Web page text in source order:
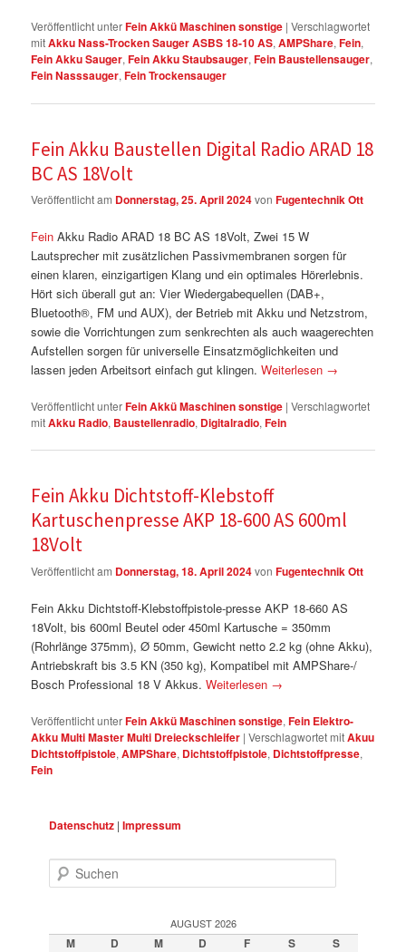
Veröffentlicht unterFein Akkü Maschinen sonstige |Verschlagwortet
mitAkku Nass-Trocken Sauger ASBS 18-10 AS,AMPShare,Fein,
Fein Akku Sauger,Fein Akku Staubsauger,Fein Baustellensauger,
Fein Nasssauger,Fein Trockensauger
Fein Akku Baustellen Digital Radio ARAD 18
BC AS 18Volt
Veröffentlicht am Donnerstag, 25. April 2024vonFugentechnik Ott
Fein Akku Radio ARAD 18 BC AS 18Volt, Zwei 15 W
Lautsprecher mit zusätzlichen Passivmembranen sorgen für
einen klaren, einzigartigen Klang und ein optimales Hörerlebnis.
Hört sich überall gut an: Vier Wiedergabequellen (DAB+,
Bluetooth®, FM und AUX), der Betrieb mit Akku und Netzstrom,
sowie die Vorrichtungen zum senkrechten als auch waagerechten
Aufstellen sorgen für universelle Einsatzmöglichkeiten und
lassen jeden Arbeitsort einfach gut klingen.Weiterlesen →
Veröffentlicht unterFein Akkü Maschinen sonstige |Verschlagwortet
mitAkku Radio, Baustellenradio, Digitalradio,Fein
Fein Akku Dichtstoff-Klebstoff
Kartuschenpresse AKP 18-600 AS 600ml
18Volt
Veröffentlicht am Donnerstag, 18. April 2024vonFugentechnik Ott
Fein Akku Dichtstoff-Klebstoffpistole-presse AKP 18-660 AS
18Volt, bis 600ml Beutel oder 450ml Kartusche = 350mm
(Rohrlänge 375mm), Ø 50mm, Gewicht netto 2.2 kg (ohne Akku),
Antriebskraft bis 3.5 KN (350 kg), Kompatibel mit AMPShare-/
Bosch Professional 18 V Akkus.Weiterlesen →
Veröffentlicht unterFein Akkü Maschinen sonstige,Fein Elektro-
Akku Multi Master Multi Dreieckschleifer |Verschlagwortet mitAkuu
Dichtstoffpistole,AMPShare, Dichtstoffpistole, Dichtstoffpresse,
Fein
Datenschutz |Impressum
Suchen
AUGUST 2026
M D M D F S S